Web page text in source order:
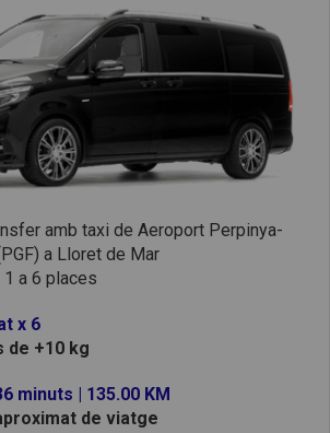
amb taxi de Aeroport Perpinya-
a Lloret de Mar
a 6 places
x 6
de +10 kg
minuts | 135.00 KM
de viatge